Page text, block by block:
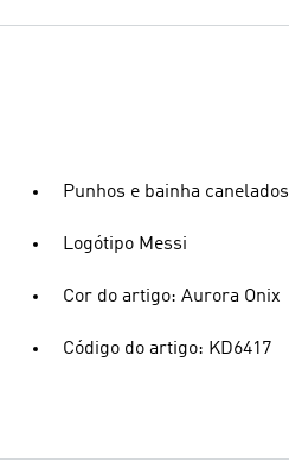
Punhos e bainha canelados
Logótipo Messi
Cor do artigo: Aurora Onix
Código do artigo: KD6417